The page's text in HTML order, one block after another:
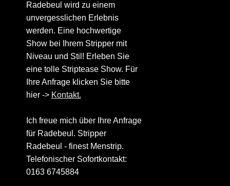
Radebeul wird zu einem
unvergesslichen Erlebnis
werden. Eine hochwertige
Show bei Ihrem Stripper mit
Niveau und Stil! Erleben Sie
eine tolle Striptease Show. Für
Ihre Anfrage klicken Sie bitte
hier -> Kontakt.
Ich freue mich über Ihre Anfrage
für Radebeul. Stripper
Radebeul - finest Menstrip.
Telefonischer Sofortkontakt:
0163 6745884